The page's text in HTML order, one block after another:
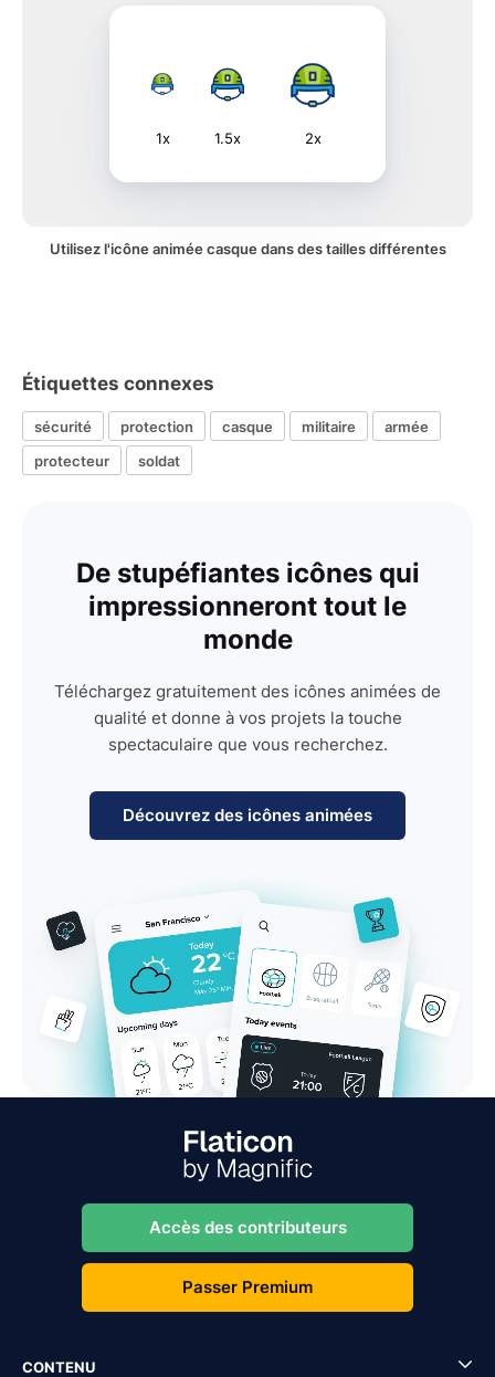
1x 1.5x 2x
Utilisez l'icône animée casque dans des tailles différentes
Étiquettes connexes
sécurité protection casque militaire
armée
protecteur
soldat
De stupéfiantes icônes qui
impressionneront tout le
monde
Téléchargez gratuitement des icônes animées de
qualité et donne à vos projets la touche
spectaculaire que vous recherchez.
Découvrez des icônes animées
Accès des contributeurs
Passer Premium
CONTENU